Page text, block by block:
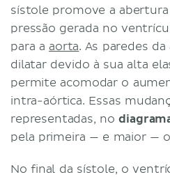
sístole promove a abertura
pressão gerada no
para a aorta. As paredes
dilatar devido à sua alta
permite acomodar o
intra-aórtica. Essas
representadas, no
pela primeira — e maior —
No final da sístole, o